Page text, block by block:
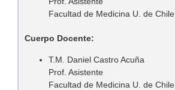
Facultad de Medicina U. de Chile
Cuerpo Docente:
T.M. Daniel Castro Acuña
Prof. Asistente
Facultad de Medicina U. de Chile